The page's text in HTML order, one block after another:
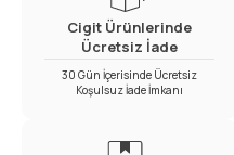
Cigit Ürünlerinde
Ücretsiz İade
30 Gün İçerisinde Ücretsiz
Koşulsuz İade İmkanı